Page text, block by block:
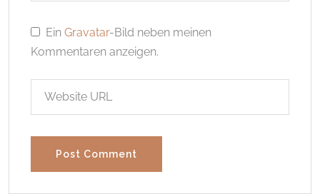
EinGravatar-Bild neben meinen
Kommentaren anzeigen.